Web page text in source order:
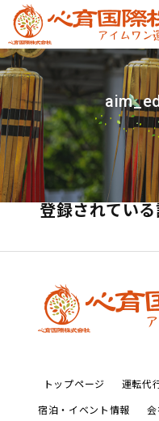
aim_e
登録されている
トップページ 運転代
宿泊・イベント情報 会